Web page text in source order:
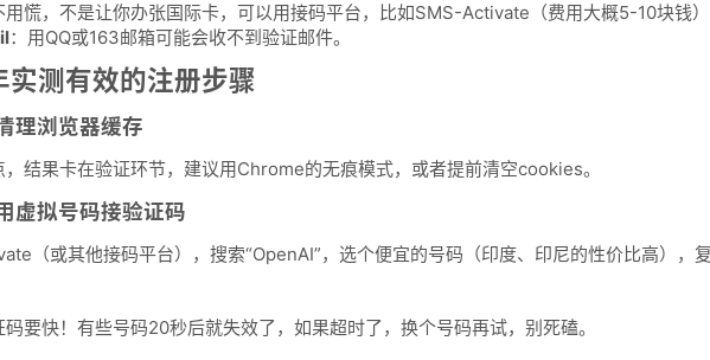
用慌，不是让你办张国际卡，可以用接码平台，比如SMS-Activate（费用大概5-10块钱）
：用QQ或163邮箱可能会收不到验证邮件。
测有效的注册步骤
理浏览器缓存
结果卡在验证环节，建议用Chrome的无痕模式，或者提前清空cookies。
虚拟号码接验证码
（或其他接码平台），搜索“OpenAI”，选个便宜的号码（印度、印尼的性价比高），
码要快！有些号码20秒后就失效了，如果超时了，换个号码再试，别死磕。